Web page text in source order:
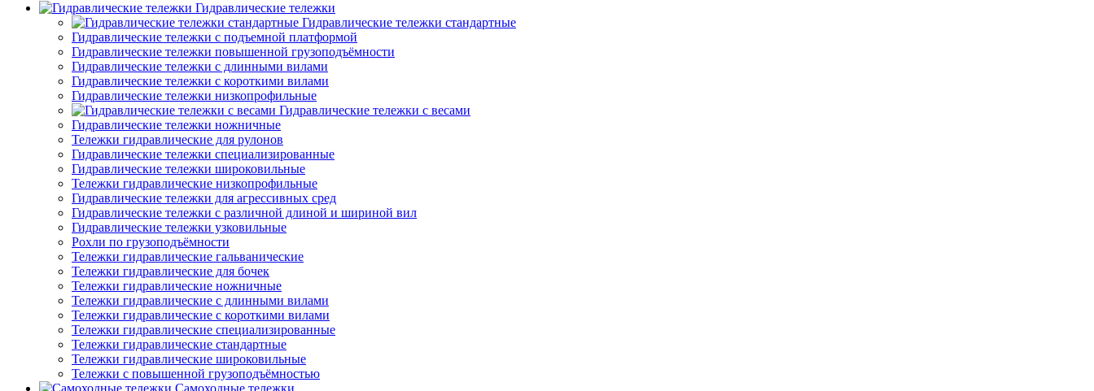
Гидравлические тележки
Гидравлические тележки стандартные
Гидравлические тележки с подъемной платформой
Гидравлические тележки повышенной грузоподъёмности
Гидравлические тележки с длинными вилами
Гидравлические тележки с короткими вилами
Гидравлические тележки низкопрофильные
Гидравлические тележки с весами
Гидравлические тележки ножничные
Тележки гидравлические для рулонов
Гидравлические тележки специализированные
Гидравлические тележки широковильные
Тележки гидравлические низкопрофильные
Гидравлические тележки для агрессивных сред
Гидравлические тележки с различной длиной и шириной вил
Гидравлические тележки узковильные
Рохли по грузоподъёмности
Тележки гидравлические гальванические
Тележки гидравлические для бочек
Тележки гидравлические ножничные
Тележки гидравлические с длинными вилами
Тележки гидравлические с короткими вилами
Тележки гидравлические специализированные
Тележки гидравлические стандартные
Тележки гидравлические широковильные
Тележки с повышенной грузоподъёмностью
Самоходные тележки